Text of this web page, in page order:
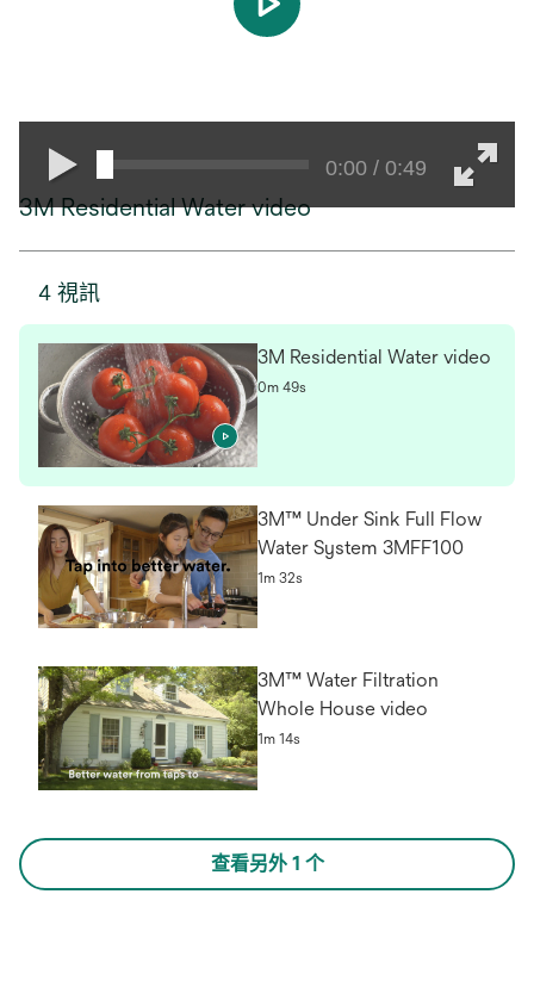
0:00 / 0:49
play
3M Residential Water video
4 視訊
3M Residential Water video
0m 49s
3M™ Under Sink Full Flow
Water System 3MFF100
1m 32s
3M™ Water Filtration
Whole House video
1m 14s
查看另外 1 个